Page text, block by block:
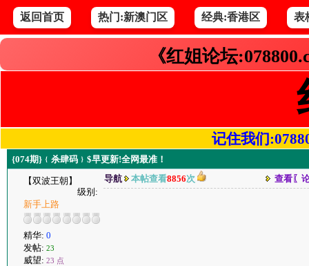
返回首页 热门:新澳门区 经典:香港区 表
《红姐论坛
记住我们
{074期}﹛杀肆码﹜$早更新!全网最准！
【双波王朝】
级别:
新手上路
精华: 0
发帖: 23
威望: 23 点
导航 本帖查看8856次 查看〖